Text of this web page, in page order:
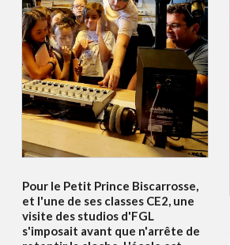
Pour le Petit Prince Biscarrosse,
et l'une de ses classes CE2, une
visite des studios d'FGL
s'imposait avant que n'arrête de